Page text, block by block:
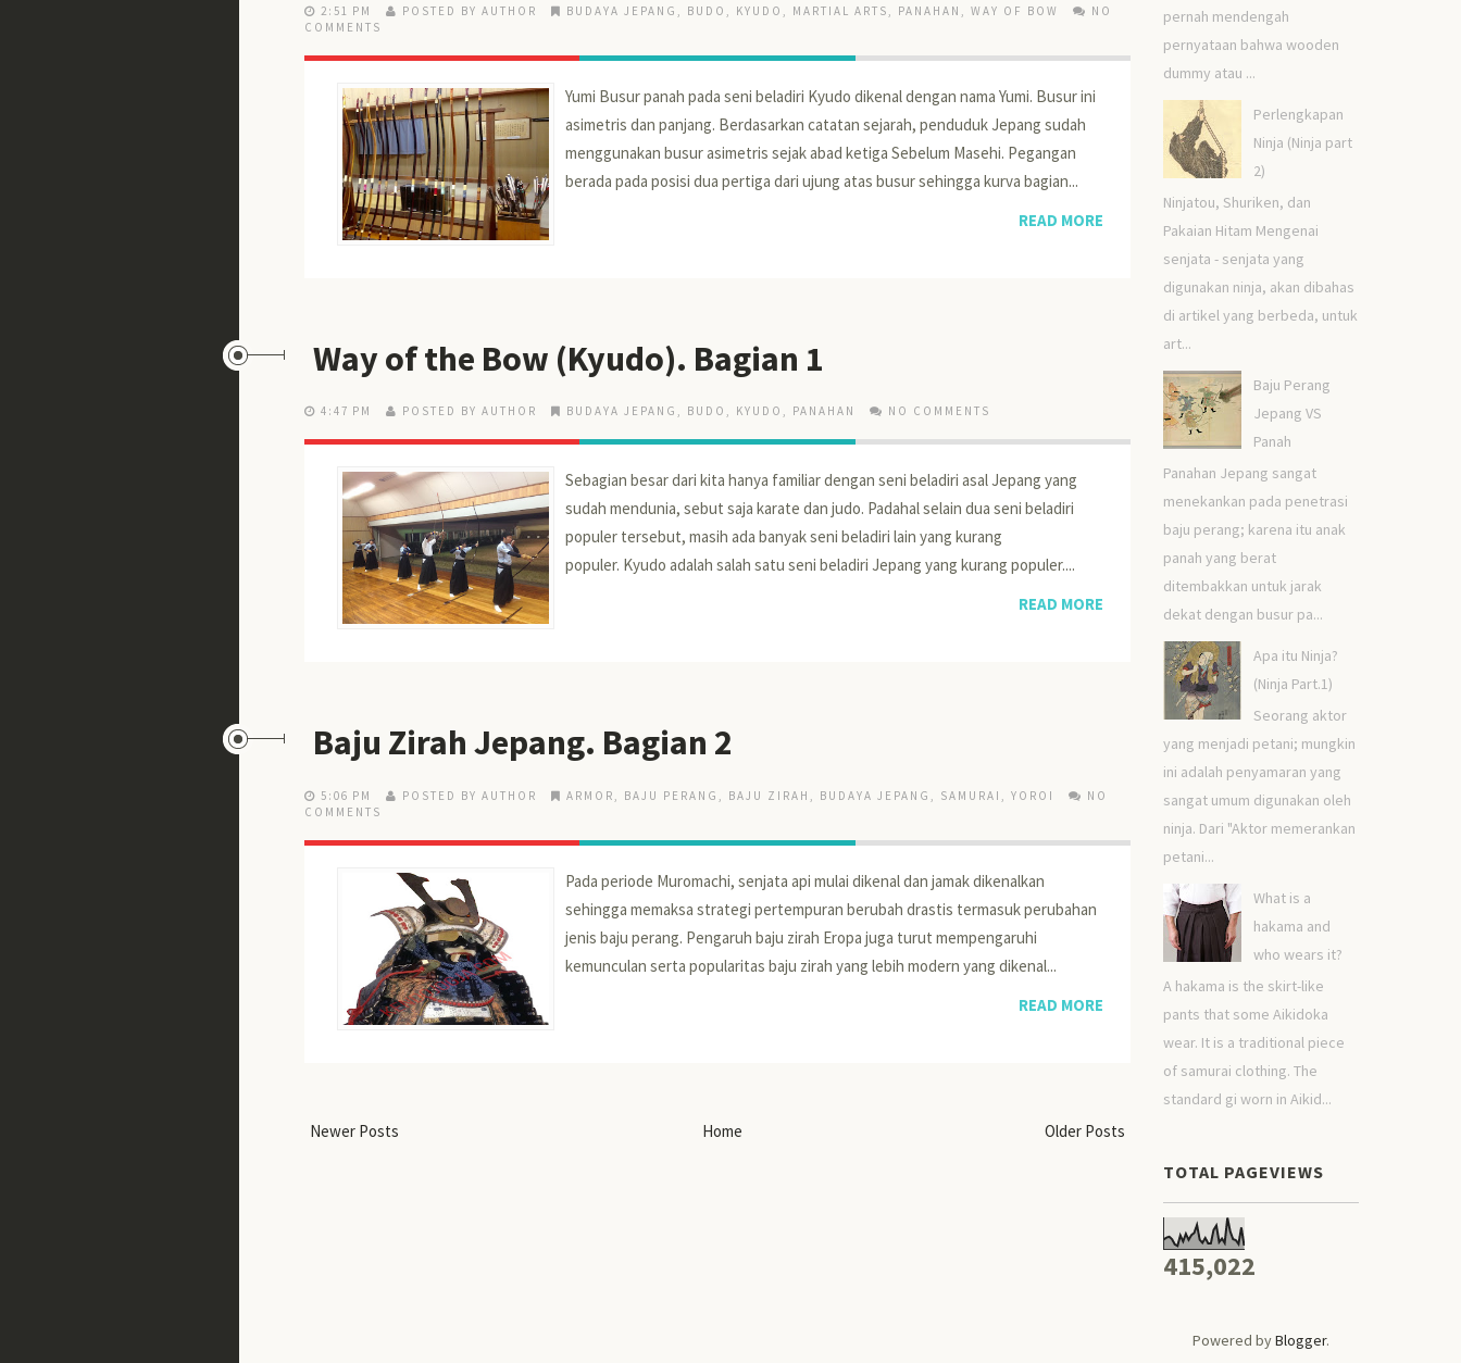
2:51 PM POSTED BY AUTHOR BUDAYA JEPANG , BUDO , KYUDO , MARTIAL ARTS , PANAHAN , WAY OF BOW
NO
COMMENTS
Yumi Busur panah pada seni beladiri Kyudo dikenal dengan nama Yumi. Busur ini
asimetris dan panjang. Berdasarkan catatan sejarah, penduduk Jepang sudah
menggunakan busur asimetris sejak abad ketiga Sebelum Masehi. Pegangan
berada pada posisi dua pertiga dari ujung atas busur sehingga kurva bagian...
READ MORE
Way of the Bow (Kyudo). Bagian 1
4:47 PM POSTED BY AUTHOR BUDAYA JEPANG , BUDO , KYUDO , PANAHAN NO COMMENTS
Sebagian besar dari kita hanya familiar dengan seni beladiri asal Jepang yang
sudah mendunia, sebut saja karate dan judo. Padahal selain dua seni beladiri
populer tersebut, masih ada banyak seni beladiri lain yang kurang
populer. Kyudo adalah salah satu seni beladiri Jepang yang kurang populer....
READ MORE
Baju Zirah Jepang. Bagian 2
5:06 PM POSTED BY AUTHOR ARMOR BAJU PERANG BAJU ZIRAH BUDAYA JEPANG SAMURAI YOROI
NO
COMMENTS
Pada periode Muromachi, senjata api mulai dikenal dan jamak dikenalkan
sehingga memaksa strategi pertempuran berubah drastis termasuk perubahan
jenis baju perang. Pengaruh baju zirah Eropa juga turut mempengaruhi
kemunculan serta popularitas baju zirah yang lebih modern yang dikenal...
READ MORE
Newer Posts Older Posts
Home
pernah mendengah
pernyataan bahwa wooden
dummy atau ...
Perlengkapan
Ninja (Ninja part
2)
Ninjatou, Shuriken, dan
Pakaian Hitam Mengenai
senjata - senjata yang
digunakan ninja, akan dibahas
di artikel yang berbeda, untuk
art...
Baju Perang
Jepang VS
Panah
Panahan Jepang sangat
menekankan pada penetrasi
baju perang; karena itu anak
panah yang berat
ditembakkan untuk jarak
dekat dengan busur pa...
Apa itu Ninja?
(Ninja Part.1)
Seorang aktor
yang menjadi petani; mungkin
ini adalah penyamaran yang
sangat umum digunakan oleh
ninja. Dari "Aktor memerankan
petani...
What is a
hakama and
who wears it?
A hakama is the skirt-like
pants that some Aikidoka
wear. It is a traditional piece
of samurai clothing. The
standard gi worn in Aikid...
TOTAL PAGEVIEWS
415,022
Powered byBlogger.